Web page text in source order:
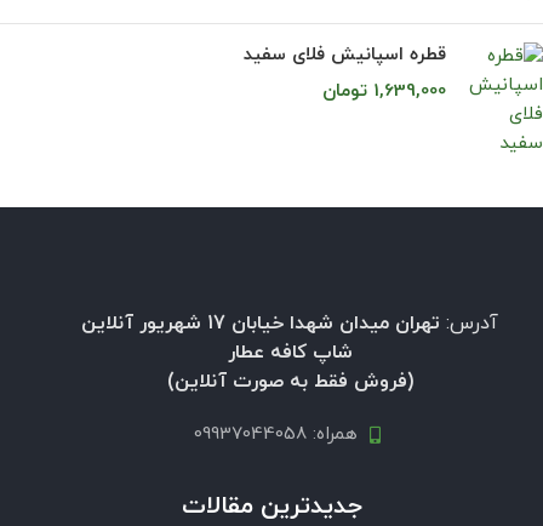
قطره اسپانيش فلای سفيد
1,639,000 تومان
آدرس:
تهران میدان شهدا خیابان 17 شهریور آنلاین
شاپ کافه عطار
(فروش فقط به صورت آنلاین)
همراه: 09937044058
جدیدترین مقالات